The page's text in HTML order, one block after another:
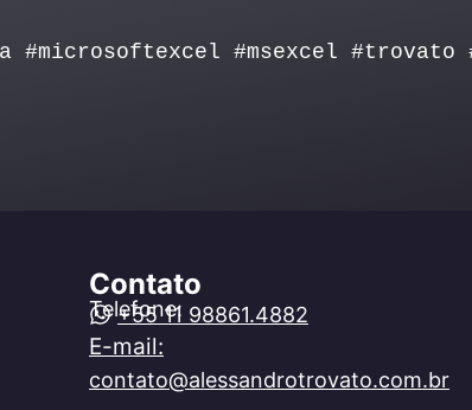
#microsoftexcel #msexcel #trovato
Contato
Telefone:
+55 11 98861.4882
E-mail:
contato@alessandrotrovato.com.br